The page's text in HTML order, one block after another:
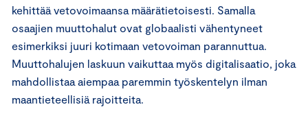
kehittää vetovoimaansa määrätietoisesti. Samalla
osaajien muuttohalut ovat globaalisti vähentyneet
esimerkiksi juuri kotimaan vetovoiman parannuttua.
Muuttohalujen laskuun vaikuttaa myös digitalisaatio, joka
mahdollistaa aiempaa paremmin työskentelyn ilman
maantieteellisiä rajoitteita.